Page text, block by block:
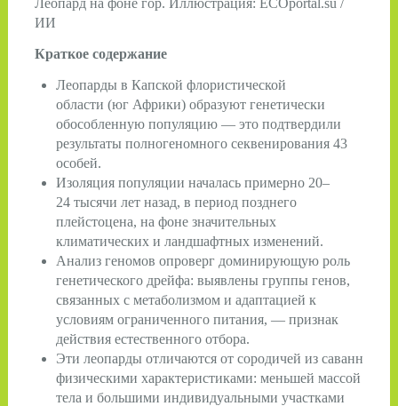
Леопард на фоне гор. Иллюстрация: ECOportal.su /
ИИ
Краткое содержание
Леопарды в Капской флористической
области (юг Африки) образуют генетически
обособленную популяцию — это подтвердили
результаты полногеномного секвенирования 43
особей.
Изоляция популяции началась примерно 20–
24 тысячи лет назад, в период позднего
плейстоцена, на фоне значительных
климатических и ландшафтных изменений.
Анализ геномов опроверг доминирующую роль
генетического дрейфа: выявлены группы генов,
связанных с метаболизмом и адаптацией к
условиям ограниченного питания, — признак
действия естественного отбора.
Эти леопарды отличаются от сородичей из саванн
физическими характеристиками: меньшей массой
тела и большими индивидуальными участками